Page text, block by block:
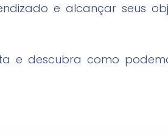
e alcançar seus
e descubra como